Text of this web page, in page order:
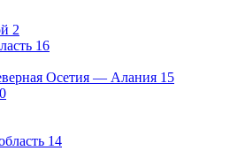
2
16
Осетия — Алания 15
14